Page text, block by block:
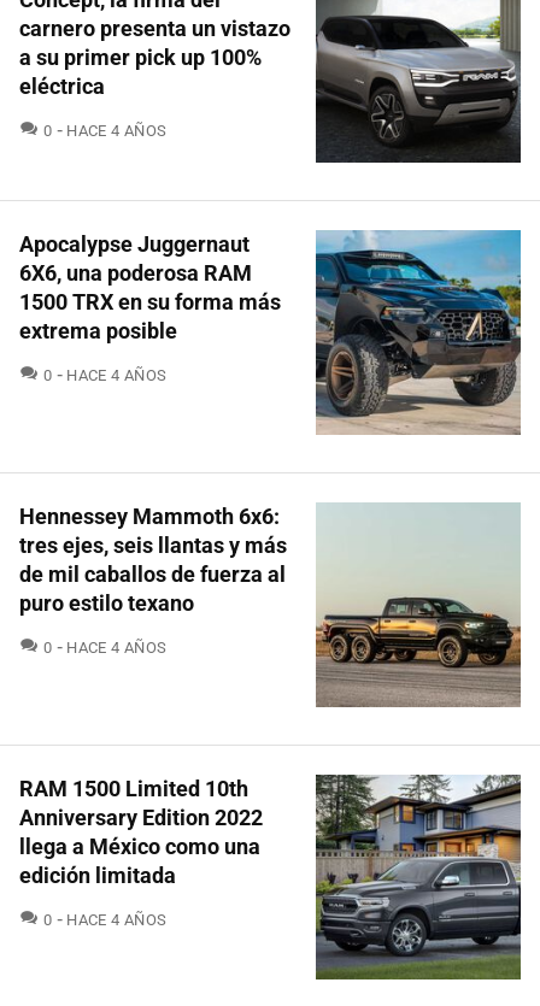
carnero presenta un vistazo
a su primer pick up 100%
eléctrica
0 COMENTARIOS
HACE 4 AÑOS
Apocalypse Juggernaut
6X6, una poderosa RAM
1500 TRX en su forma más
extrema posible
0 COMENTARIOS
HACE 4 AÑOS
Hennessey Mammoth 6x6:
tres ejes, seis llantas y más
de mil caballos de fuerza al
puro estilo texano
0 COMENTARIOS
HACE 4 AÑOS
RAM 1500 Limited 10th
Anniversary Edition 2022
llega a México como una
edición limitada
0 COMENTARIOS
HACE 4 AÑOS